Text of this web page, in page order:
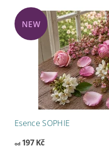
NEW
Esence SOPHIE
od197 Kč